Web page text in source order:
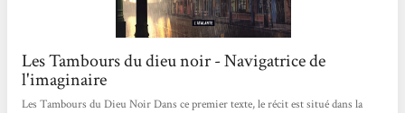
Les Tambours du dieu noir - Navigatrice de
l'imaginaire
Les Tambours du Dieu Noir Dans ce premier texte, le récit est situé dans la